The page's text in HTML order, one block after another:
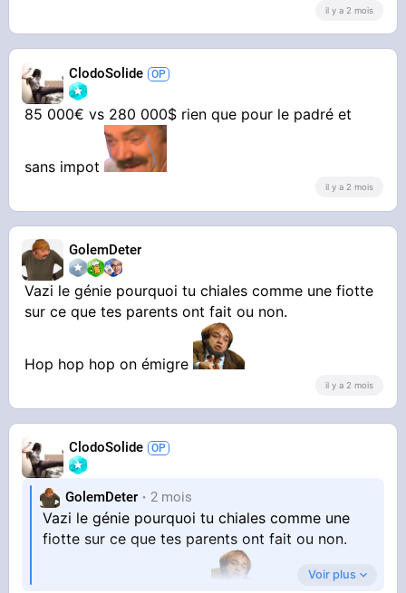
il y a 2 mois
ClodoSolide
85 000€ vs 280 000$ rien que pour le padré et
sans impot
il y a 2 mois
GolemDeter
Vazi le génie pourquoi tu chiales comme une fiotte
sur ce que tes parents ont fait ou non.
Hop hop hop on émigre
il y a 2 mois
ClodoSolide
GolemDeter 2 mois
Vazi le génie pourquoi tu chiales comme une
fiotte sur ce que tes parents ont fait ou non.
Voir plus